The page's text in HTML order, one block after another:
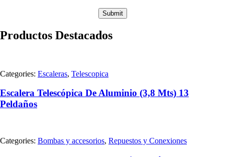
Productos Destacados
Categories: Escaleras, Telescopica
Escalera Telescópica De Aluminio (3,8 Mts) 13
Peldaños
Categories: Bombas y accesorios, Repuestos y Conexiones